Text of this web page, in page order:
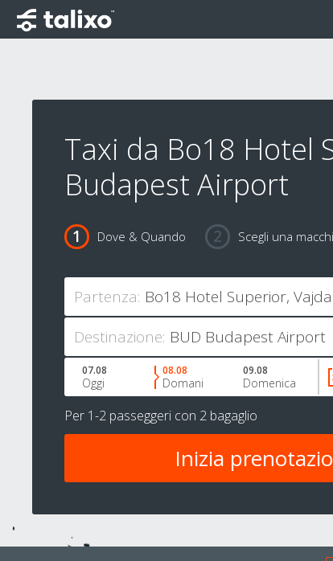
Taxi da Bo18 Hotel
Budapest Airport
Dove & Quando Scegli una
Partenza:
Destinazione:
07.08
Oggi
08.08
Domani
09.08
Domenica
Per 1-2 passeggeri con 2 bagaglio